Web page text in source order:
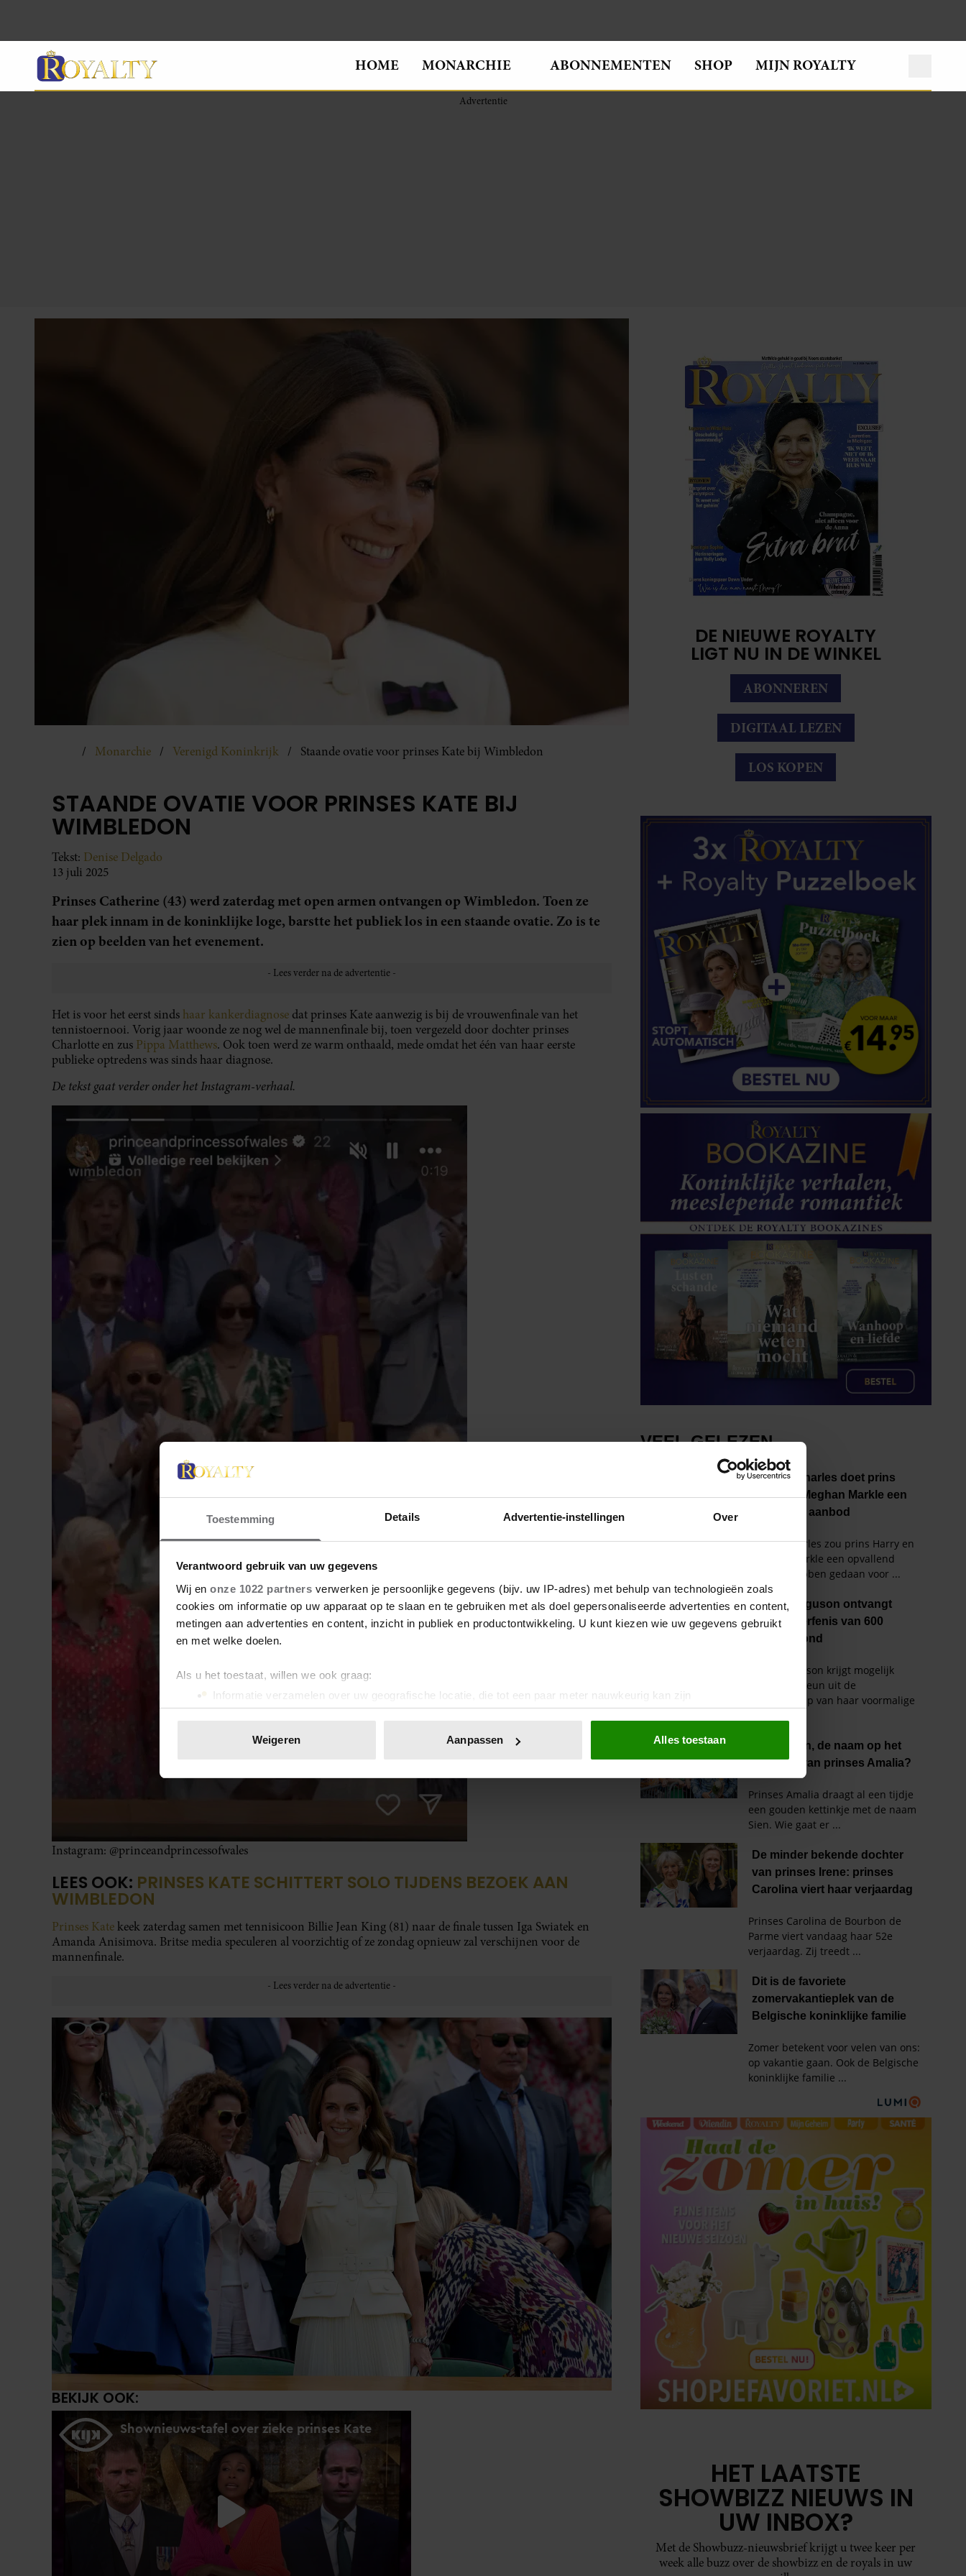
Toestemming Details Advertentie-instellingen Over
Verantwoord gebruik van uw gegevens
Wij en onze 1022 partners verwerken je persoonlijke gegevens (bijv. uw IP-adres) met behulp van technologieën zoals
cookies om informatie op uw apparaat op te slaan en te gebruiken met als doel gepersonaliseerde advertenties en content,
metingen aan advertenties en content, inzicht in publiek en productontwikkeling. U kunt kiezen wie uw gegevens gebruikt
en met welke doelen.
Als u het toestaat, willen we ook graag:
Informatie verzamelen over uw geografische locatie, die tot een paar meter nauwkeurig kan zijn
Uw apparaat identificeren door het actief te scannen op specifieke eigenschappen (fingerprinting)
toestemming op elk moment wijzigen of intrekken in de Cookieverklaring.
We gebruiken cookies om content en advertenties te personaliseren, om functies voor social media te bieden en om ons
websiteverkeer te analyseren. Ook delen we informatie over uw gebruik van onze site met onze partners voor social
media, adverteren en analyse. Deze partners kunnen deze gegevens combineren met andere informatie die u aan ze heeft
onze website blijft gebruiken.
Weigeren Aanpassen Alles toestaan
HOME MONARCHIE ABONNEMENTEN SHOP MIJN ROYALTY
Monarchie Verenigd Koninkrijk Staande ovatie voor prinses Kate bij Wimbledon
STAANDE OVATIE VOOR PRINSES KATE BIJ
WIMBLEDON
Tekst: Denise Delgado
13 juli 2025
Prinses Catherine (43) werd zaterdag met open armen ontvangen op Wimbledon. Toen ze
haar plek innam in de koninklijke loge, barstte het publiek los in een staande ovatie. Zo is te
zien op beelden van het evenement.
Het is voor het eerst sinds haar kankerdiagnose dat prinses Kate aanwezig is bij de vrouwenfinale van het
tennistoernooi. Vorig jaar woonde ze nog wel de mannenfinale bij, toen vergezeld door dochter prinses
Charlotte en zus Pippa Matthews. Ook toen werd ze warm onthaald, mede omdat het één van haar eerste
publieke optredens was sinds haar diagnose.
De tekst gaat verder onder het Instagram-verhaal.
Instagram: @princeandprincessofwales
LEES OOK: PRINSES KATE SCHITTERT SOLO TIJDENS BEZOEK AAN
WIMBLEDON
Prinses Katekeek zaterdag samen met tennisicoon Billie Jean King (81) naar de finale tussen Iga Swiatek en
Amanda Anisimova. Britse media speculeren al voorzichtig of ze zondag opnieuw zal verschijnen voor de
mannenfinale.
BEKIJK OOK:
DE NIEUWE ROYALTY
LIGT NU IN DE WINKEL
ABONNEREN
DIGITAAL LEZEN
LOS KOPEN
HET LAATSTE
SHOWBIZZ NIEUWS IN
UW INBOX?
Met de Showbuzz-nieuwsbrief krijgt u twee keer per
week alle buzz over de showbizz en de royals in uw